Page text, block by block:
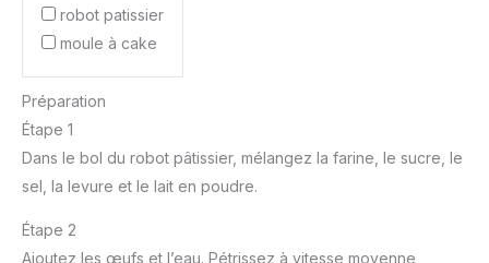
robot patissier
moule à cake
Préparation
Étape 1
Dans le bol du robot pâtissier, mélangez la farine, le sucre, le
sel, la levure et le lait en poudre.
Étape 2
Ajoutez les œufs et l’eau. Pétrissez à vitesse moyenne